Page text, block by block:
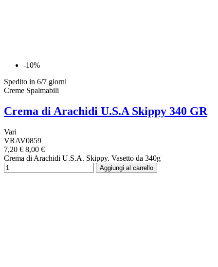
-10%
Spedito in 6/7 giorni
Creme Spalmabili
Crema di Arachidi U.S.A Skippy 340 GR
Vari
VRAV0859
7,20 € 8,00 €
Crema di Arachidi U.S.A. Skippy. Vasetto da 340g
Aggiungi al carrello